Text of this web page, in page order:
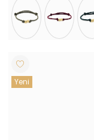
Yeni